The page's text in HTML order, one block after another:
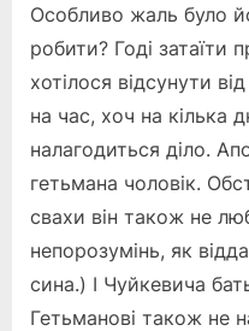
Особливо жаль було
робити? Годі затаїти
хотілося відсунути
на час, хоч на кілька
налагодиться діло.
гетьмана чоловік.
свахи він також не
непорозумінь, як
сина.) І Чуйкевича
Гетьманові також не